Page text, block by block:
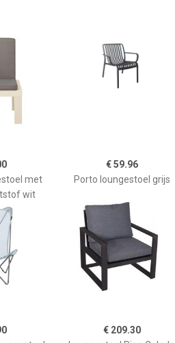
met
wit
€ 59.96
Porto loungestoel grijs
€ 209.30